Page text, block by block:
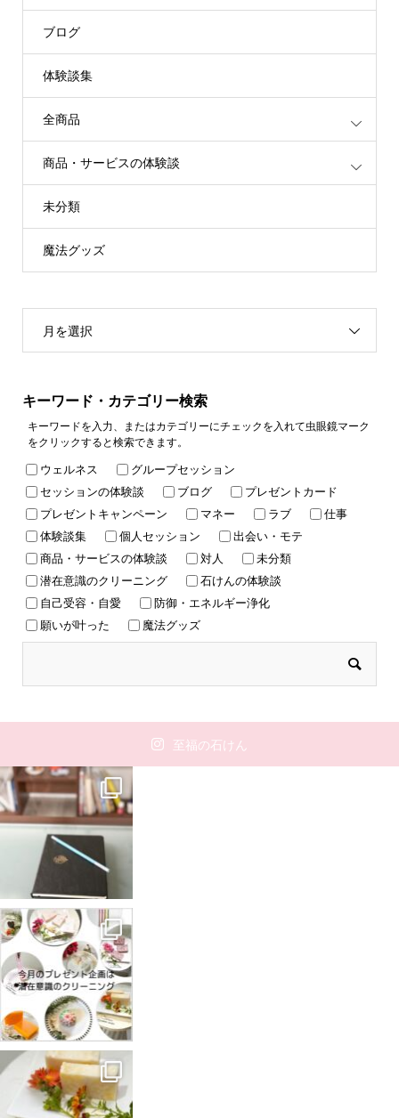
ブログ
体験談集
全商品
商品・サービスの体験談
未分類
魔法グッズ
月を選択
キーワード・カテゴリー検索
キーワードを入力、またはカテゴリーにチェックを入れて虫眼鏡マーク
をクリックすると検索できます。
ウェルネス
グループセッション
セッションの体験談
ブログ
プレゼントカード
プレゼントキャンペーン
マネー ラブ
仕事
体験談集
個人セッション
出会い・モテ
商品・サービスの体験談
対人
未分類
潜在意識のクリーニング
石けんの体験談
自己受容・自愛
防御・エネルギー浄化
願いが叶った
魔法グッズ
至福の石けん